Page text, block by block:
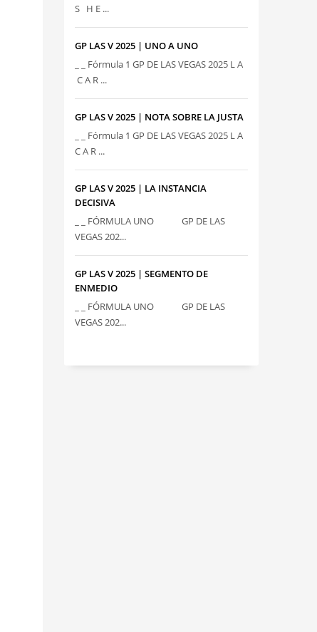
S H E ...
GP LAS V 2025 | UNO A UNO
_ _ Fórmula 1 GP DE LAS VEGAS 2025 L A
C A R ...
GP LAS V 2025 | NOTA SOBRE LA JUSTA
_ _ Fórmula 1 GP DE LAS VEGAS 2025 L A
C A R ...
GP LAS V 2025 | LA INSTANCIA
DECISIVA
_ _ FÓRMULA UNO GP DE LAS
VEGAS 202...
GP LAS V 2025 | SEGMENTO DE
ENMEDIO
_ _ FÓRMULA UNO GP DE LAS
VEGAS 202...